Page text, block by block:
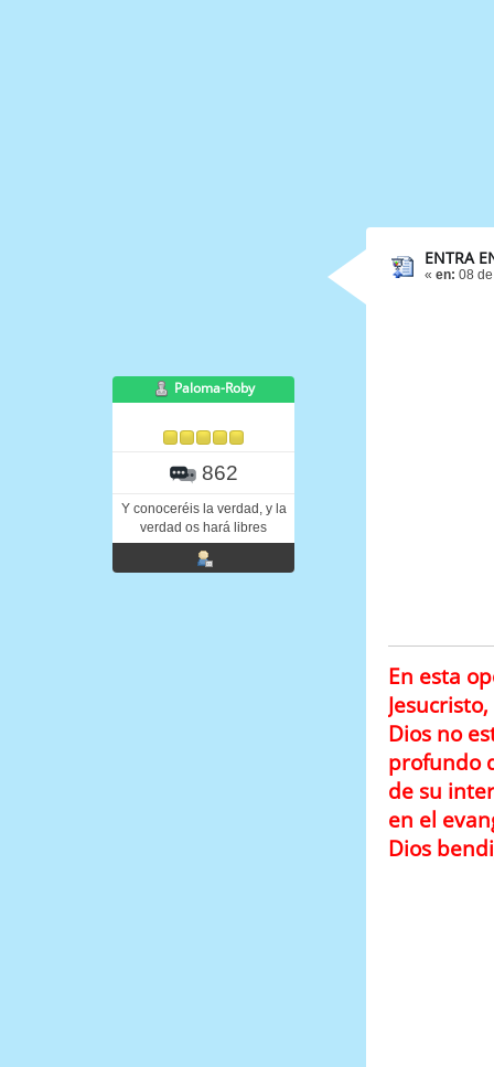
Paloma-Roby
862
Y conoceréis la verdad, y la
verdad os hará libres
ENTRA
« en: 08
En esta
Dios no
profundo
de su
en el
Dios